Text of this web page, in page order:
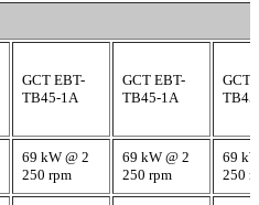
GCT EBT-
TB45-1A
GCT EBT-
TB45-1A
GCT
69 kW @ 2
250 rpm
69 kW @ 2
250 rpm
69
250